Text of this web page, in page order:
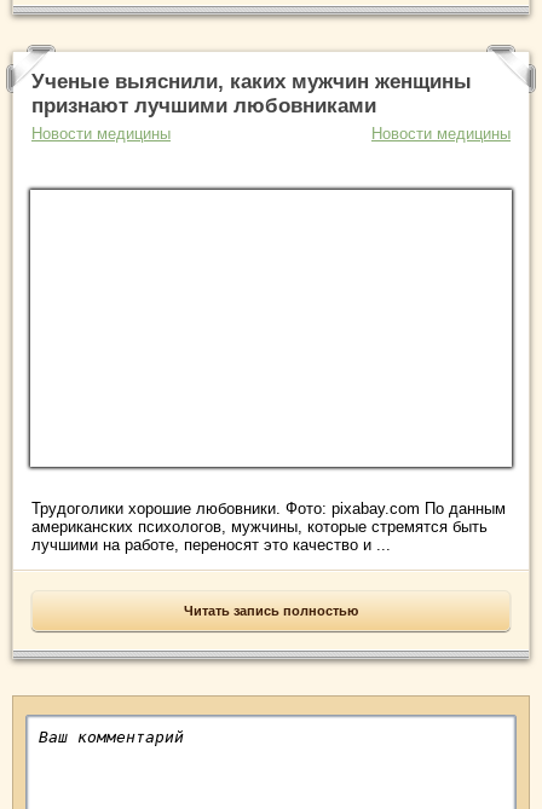
Ученые выяснили, каких мужчин женщины
признают лучшими любовниками
Новости медицины Новости медицины
Трудоголики хорошие любовники. Фото: pixabay.com По данным
американских психологов, мужчины, которые стремятся быть
лучшими на работе, переносят это качество и ...
Читать запись полностью